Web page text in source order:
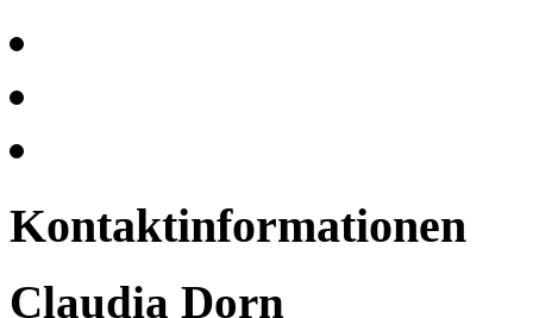
Kontaktinformationen
Claudia Dorn